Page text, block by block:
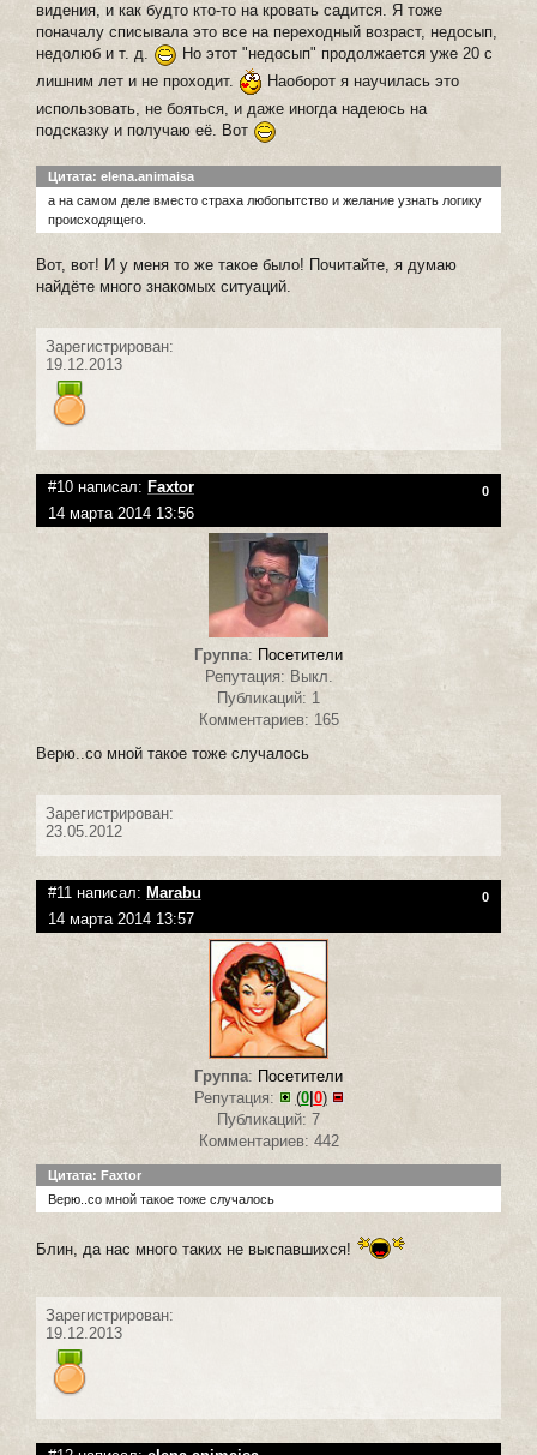
видения, и как будто кто-то на кровать садится. Я тоже
поначалу списывала это все на переходный возраст, недосып,
недолюб и т. д.
Но этот "недосып" продолжается уже 20 с
лишним лет и не проходит.
Наоборот я научилась это
использовать, не бояться, и даже иногда надеюсь на
подсказку и получаю её. Вот
Цитата: elena.animaisa
а на самом деле вместо страха любопытство и желание узнать логику
происходящего.
Вот, вот! И у меня то же такое было! Почитайте, я думаю
найдёте много знакомых ситуаций.
Зарегистрирован:
19.12.2013
#10 написал: Faxtor 0
14 марта 2014 13:56
Группа: Посетители
Репутация: Выкл.
Публикаций: 1
Комментариев: 165
Верю..со мной такое тоже случалось
Зарегистрирован:
23.05.2012
#11 написал: Marabu 0
14 марта 2014 13:57
Группа: Посетители
Репутация:
(0| 0)
Публикаций: 7
Комментариев: 442
Цитата: Faxtor
Верю..со мной такое тоже случалось
Блин, да нас много таких не выспавшихся!
Зарегистрирован:
19.12.2013